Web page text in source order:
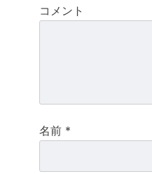
ー
コメント
名前 *